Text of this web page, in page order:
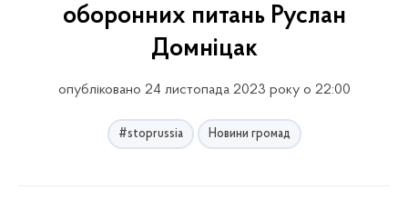
оборонних питань Руслан
Домніцак
опубліковано 24 листопада 2023 року о 22:00
#stoprussia Новини громад